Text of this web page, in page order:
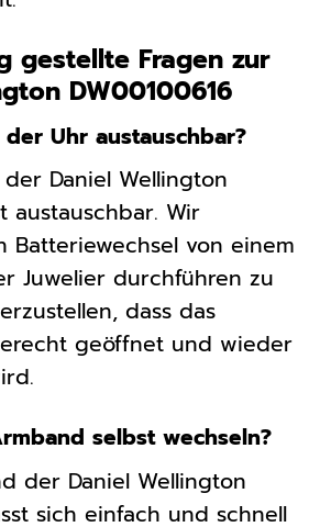
gestellte Fragen zur
DW00100616
Uhr austauschbar?
Daniel Wellington
austauschbar. Wir
Batteriewechsel von einem
Juwelier durchführen zu
dass das
geöffnet und wieder
selbst wechseln?
der Daniel Wellington
sich einfach und schnell